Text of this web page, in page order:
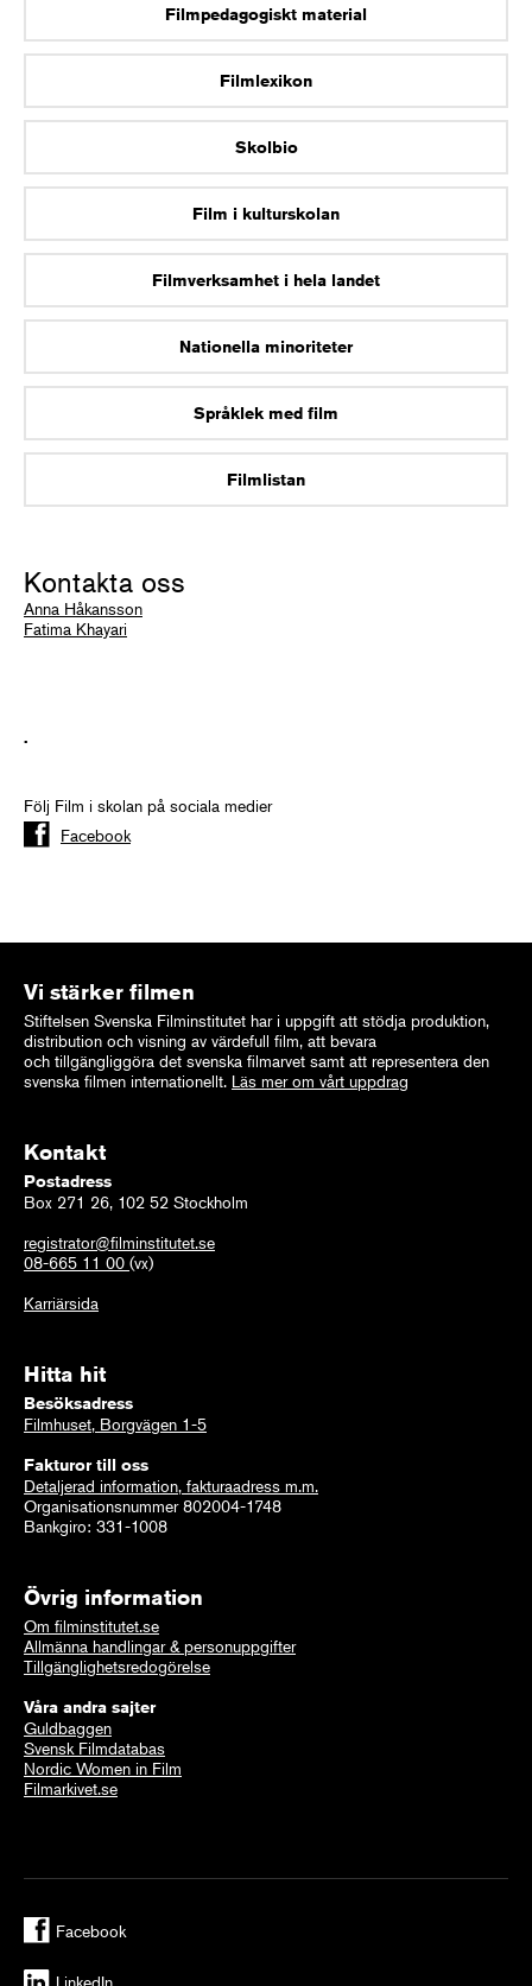
Filmpedagogiskt material
Filmlexikon
Skolbio
Film i kulturskolan
Filmverksamhet i hela landet
Nationella minoriteter
Språklek med film
Filmlistan
Kontakta oss
Anna Håkansson
Fatima Khayari
.
Följ Film i skolan på sociala medier
Facebook
Vi stärker filmen
Stiftelsen Svenska Filminstitutet har i uppgift att stödja produktion,
distribution och visning av värdefull film, att bevara
och tillgängliggöra det svenska filmarvet samt att representera den
svenska filmen internationellt. Läs mer om vårt uppdrag
Kontakt
Postadress
Box 271 26, 102 52 Stockholm
registrator@filminstitutet.se
08-665 11 00 (vx)
Karriärsida
Hitta hit
Besöksadress
Filmhuset, Borgvägen 1-5
Fakturor till oss
Detaljerad information, fakturaadress m.m.
Organisationsnummer 802004-1748
Bankgiro: 331-1008
Övrig information
Om filminstitutet.se
Allmänna handlingar & personuppgifter
Tillgänglighetsredogörelse
Våra andra sajter
Guldbaggen
Svensk Filmdatabas
Nordic Women in Film
Filmarkivet.se
Facebook